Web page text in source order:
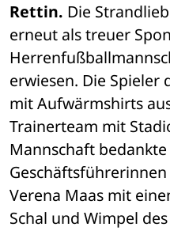
Rettin. Die
erneut als treuer
erwiesen. Die
mit Aufwärmshirts
Trainerteam mit
Mannschaft
Verena Maas mit
Schal und Wimpel